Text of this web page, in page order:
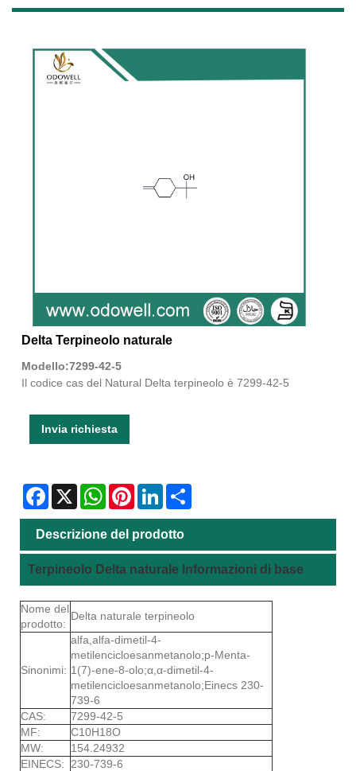
Delta Terpineolo naturale
Modello:7299-42-5
Il codice cas del Natural Delta terpineolo è 7299-42-5
Invia richiesta
Facebook
X WhatsAppPinterestLinkedIn
Descrizione del prodotto
Terpineolo Delta naturale Informazioni di base
Nome del
prodotto:
Delta naturale terpineolo
Sinonimi:
alfa,alfa-dimetil-4-
metilencicloesanmetanolo;p-Menta-
1(7)-ene-8-olo;α,α-dimetil-4-
metilencicloesanmetanolo;Einecs 230-
739-6
CAS:
7299-42-5
MF:
C10H18O
MW:
154.24932
EINECS:
230-739-6